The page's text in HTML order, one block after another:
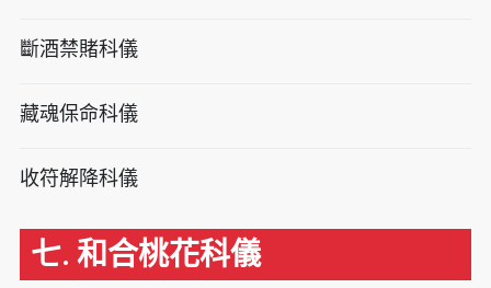
斷酒禁賭科儀
藏魂保命科儀
收符解降科儀
七. 和合桃花科儀